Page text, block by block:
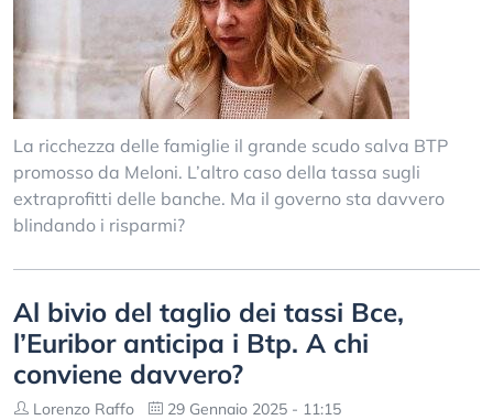
La ricchezza delle famiglie il grande scudo salva BTP
promosso da Meloni. L’altro caso della tassa sugli
extraprofitti delle banche. Ma il governo sta davvero
blindando i risparmi?
Al bivio del taglio dei tassi Bce,
l’Euribor anticipa i Btp. A chi
conviene davvero?
Lorenzo Raffo 29 Gennaio 2025 - 11:15